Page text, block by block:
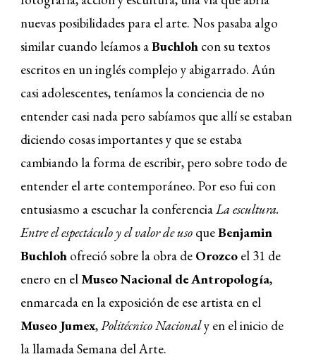
nuevas posibilidades para el arte. Nos pasaba algo
similar cuando leíamos aBuchloh con su textos
escritos en un inglés complejo y abigarrado. Aún
casi adolescentes, teníamos la conciencia de no
entender casi nada pero sabíamos que allí se estaban
diciendo cosas importantes y que se estaba
cambiando la forma de escribir, pero sobre todo de
entender el arte contemporáneo. Por eso fui con
entusiasmo a escuchar la conferenciaLa escultura.
Entre el espectáculo y el valor de uso queBenjamin
Buchloh ofreció sobre la obra de Orozco el 31 de
enero en elMuseo Nacional de Antropología,
enmarcada en la exposición de ese artista en el
Museo Jumex,Politécnico Nacionaly en el inicio de
la llamada Semana del Arte.